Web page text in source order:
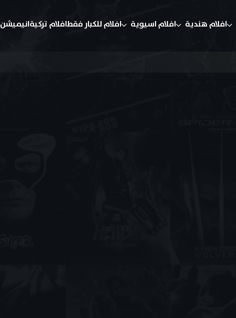
افلام هندية افلام اسيوية افلام للكبار فقطافلام تركيةانيميشن